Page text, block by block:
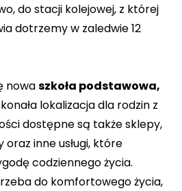
do stacji kolejowej, z której
dotrzemy w zaledwie 12
nowaszkoła podstawowa,
lokalizacja dla rodzin z
dostępne są także sklepy,
oraz inne usługi, które
codziennego życia.
do komfortowego życia,